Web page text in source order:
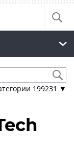
199231 ▼